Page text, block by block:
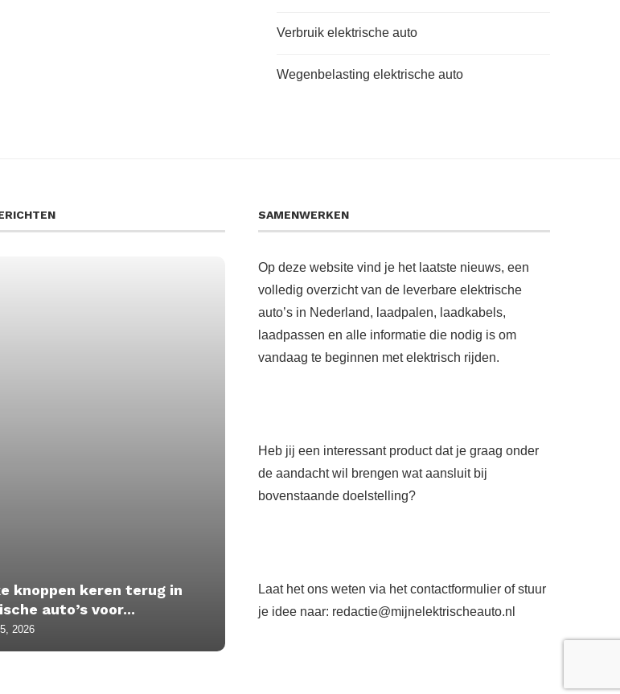
Verbruik elektrische auto
Wegenbelasting elektrische auto
knoppen keren terug in
auto’s voor...
2026
SAMENWERKEN
Op deze website vind je het laatste nieuws, een
volledig overzicht van de leverbare elektrische
auto’s in Nederland, laadpalen, laadkabels,
laadpassen en alle informatie die nodig is om
vandaag te beginnen met elektrisch rijden.
Heb jij een interessant product dat je graag onder
de aandacht wil brengen wat aansluit bij
bovenstaande doelstelling?
Laat het ons weten via hetcontactformulier of stuur
je idee naar: redactie@mijnelektrischeauto.nl